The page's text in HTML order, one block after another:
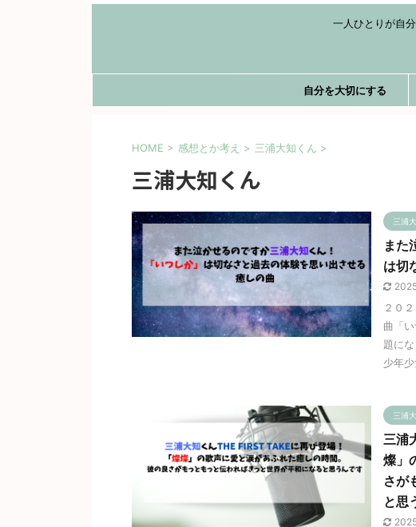
一人ひとりが自
自分を大切にする
HOME > 感想とか考え > 三浦大知くん >
三浦大知くん
三浦
また
は切
２０
曲「
題に
少年
三浦
三浦
燦」
さが
と思